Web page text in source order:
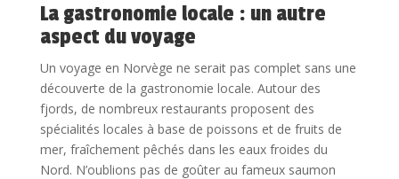
La gastronomie locale : un autre
aspect du voyage
Un voyage en Norvège ne serait pas complet sans une
découverte de la gastronomie locale. Autour des
fjords, de nombreux restaurants proposent des
spécialités locales à base de poissons et de fruits de
mer, fraîchement pêchés dans les eaux froides du
Nord. N’oublions pas de goûter au fameux saumon